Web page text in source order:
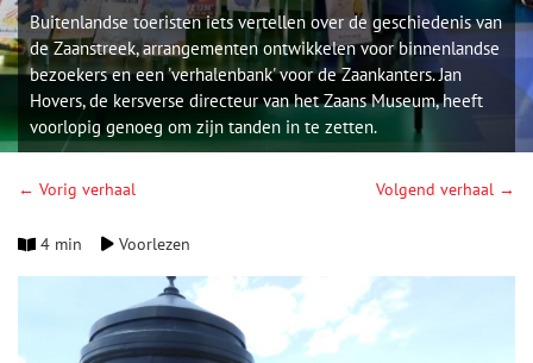
Buitenlandse toeristen iets vertellen over de geschiedenis van
de Zaanstreek, arrangementen ontwikkelen voor binnenlandse
bezoekers en een 'verhalenbank' voor de Zaankanters. Jan
Hovers, de kersverse directeur van het Zaans Museum, heeft
voorlopig genoeg om zijn tanden in te zetten.
← Vorig verhaal Volgend verhaal →
4 min Voorlezen